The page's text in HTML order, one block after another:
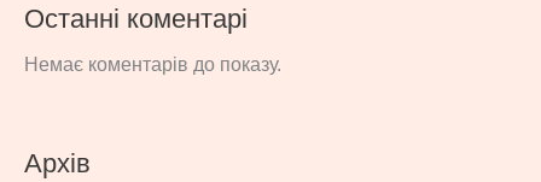
Останні коментарі
Немає коментарів до показу.
Архів